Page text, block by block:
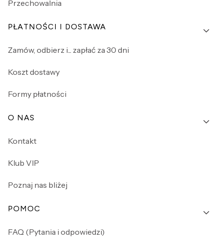
Przechowalnia
PŁATNOŚCI I DOSTAWA
Zamów, odbierz i... zapłać za 30 dni
Koszt dostawy
Formy płatności
O NAS
Kontakt
Klub VIP
Poznaj nas bliżej
POMOC
FAQ (Pytania i odpowiedzi)